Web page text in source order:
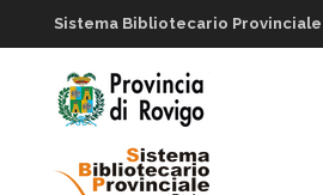
Sistema Bibliotecario Provinciale